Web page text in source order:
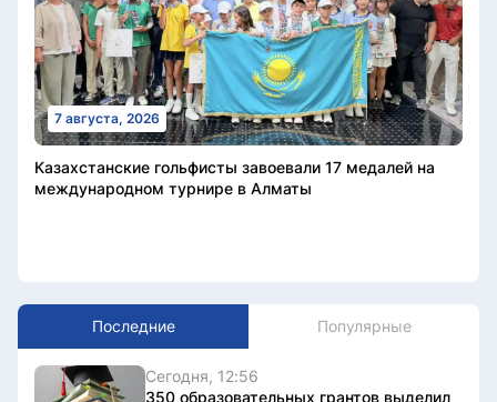
7 августа, 2026
Казахстанские гольфисты завоевали 17 медалей на
международном турнире в Алматы
Последние Популярные
Сегодня, 12:56
350 образовательных грантов выделил